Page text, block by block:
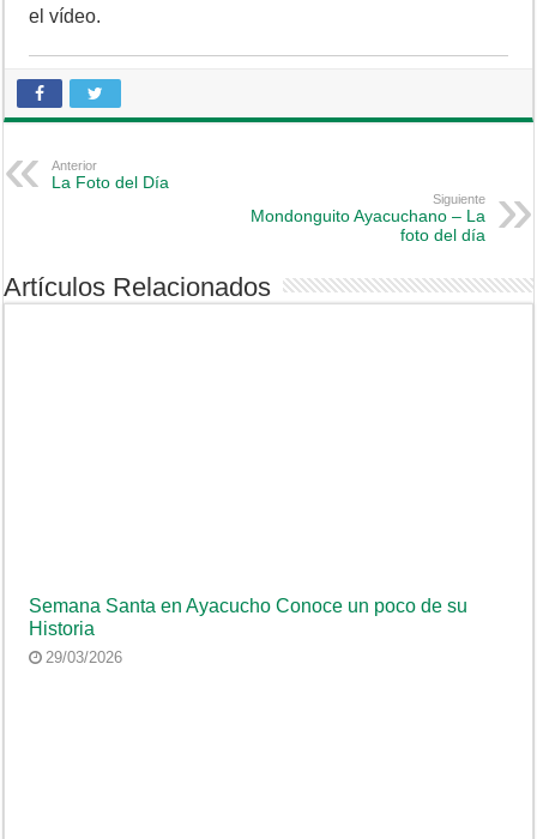
el vídeo.
Anterior
La Foto del Día
Siguiente
Mondonguito Ayacuchano – La
foto del día
Artículos Relacionados
Semana Santa en Ayacucho Conoce un poco de su
Historia
29/03/2026